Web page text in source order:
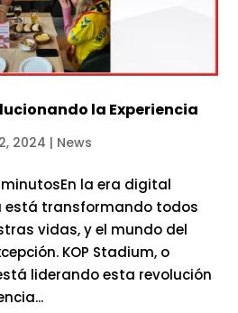
la Experiencia
2024 | News
la era digital
está transformando todos
vidas, y el mundo del
KOP Stadium, o
liderando esta revolución